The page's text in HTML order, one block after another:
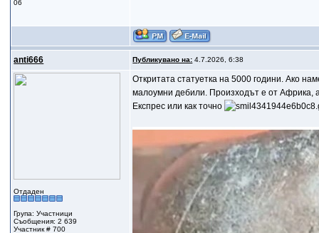
06
anti666 Публикувано на: 4.7.2026, 6:38
Отдаден
Група: Участници
Съобщения: 2 639
Участник # 700
Откритата статуетка на 5000 години. Ако
малоумни дебили. Произходът е от Африка,
Експрес или как точно